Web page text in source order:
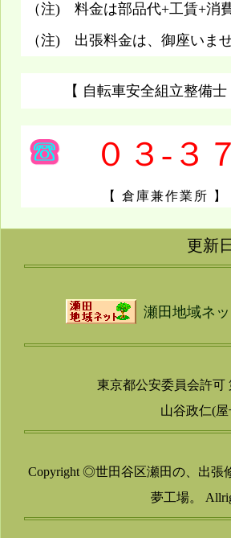
（注) 料金は部品代+工賃+消
（注) 出張料金は、御座いませ
【 自転車安全組立整備
０３-３
【 倉庫兼作業所
更新
瀬田地域ネッ
東京都公安委員会許可
山谷政仁(
Copyright ◎世田谷区瀬田の、出張
夢工場。